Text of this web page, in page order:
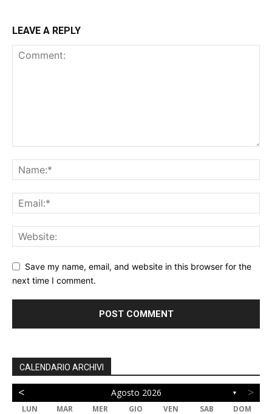
LEAVE A REPLY
Save my name, email, and website in this browser for the
next time I comment.
CALENDARIO ARCHIVI
< Agosto 2026 ▼ >
LUN MAR MER GIO VEN SAB DOM